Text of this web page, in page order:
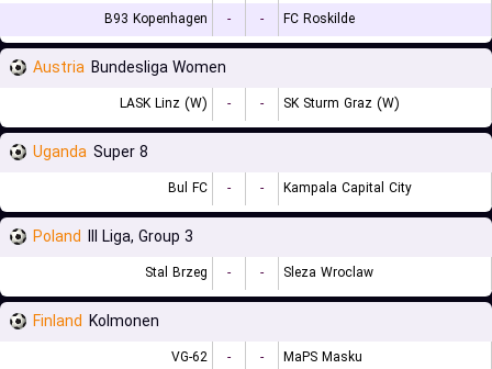
B93 Kopenhagen
- - FC Roskilde
Austria Bundesliga Women
LASK Linz (W) - - SK Sturm Graz (W)
Uganda Super 8
Bul FC - - Kampala Capital City
Poland III Liga, Group 3
Stal Brzeg - - Sleza Wroclaw
Finland Kolmonen
VG-62 - - MaPS Masku